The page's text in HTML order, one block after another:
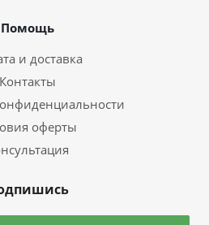
Помощь
и доставка
Контакты
оферты